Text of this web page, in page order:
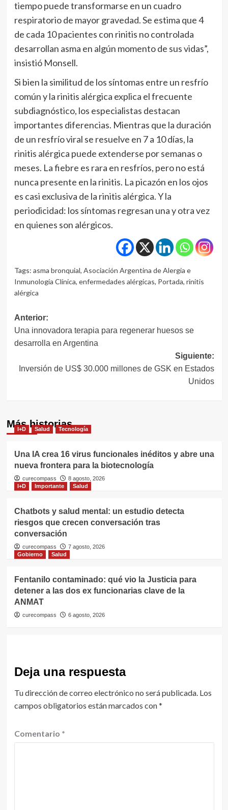
tiempo puede transformarse en un cuadro
respiratorio de mayor gravedad. Se estima que 4
de cada 10 pacientes con rinitis no controlada
desarrollan asma en algún momento de sus vidas”,
insistió Monsell.
Si bien la similitud de los síntomas entre un resfrío
común y la rinitis alérgica explica el frecuente
subdiagnóstico, los especialistas destacan
importantes diferencias. Mientras que la duración
de un resfrío viral se resuelve en 7 a 10 días, la
rinitis alérgica puede extenderse por semanas o
meses. La fiebre es rara en resfríos, pero no está
nunca presente en la rinitis. La picazón en los ojos
es casi exclusiva de la rinitis alérgica. Y la
periodicidad: los síntomas regresan una y otra vez
en quienes son alérgicos.
Tags: asma bronquial, Asociación Argentina de Alergia e
Inmunología Clínica, enfermedades alérgicas, Portada, rinitis
alérgica
Navegación
de
entradas
Anterior:
Una innovadora terapia para regenerar huesos se
desarrolla en Argentina
Siguiente:
Inversión de US$ 30.000 millones de GSK en Estados
Unidos
Más historias
I+D Salud Tecnología
Una IA crea 16 virus funcionales inéditos y abre una
nueva frontera para la biotecnología
curecompass
8 agosto, 2026
I+D
Importante Salud
Chatbots y salud mental: un estudio detecta
riesgos que crecen conversación tras
conversación
curecompass
7 agosto, 2026
Gobierno
Salud
Fentanilo contaminado: qué vio la Justicia para
detener a las dos ex funcionarias clave de la
ANMAT
curecompass 6 agosto, 2026
Deja una respuesta
Tu dirección de correo electrónico no será publicada. Los
campos obligatorios están marcados con*
Comentario *